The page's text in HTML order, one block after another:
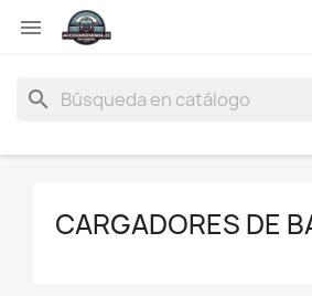

search
CARGADORES DE